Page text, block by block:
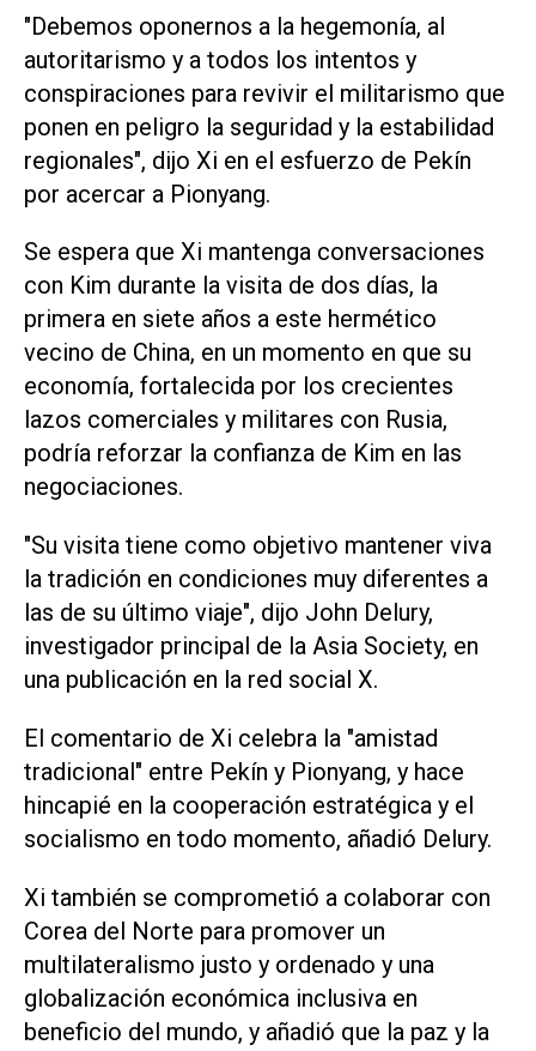
"Debemos oponernos ⁠a la hegemonía, al
autoritarismo y a todos los intentos y
conspiraciones ‌para revivir el militarismo que
ponen en peligro la seguridad ⁠y la estabilidad
regionales", dijo Xi en ⁠el esfuerzo de Pekín
por acercar a Pionyang.
Se espera que Xi mantenga conversaciones
con Kim durante la visita de dos días, la
primera en siete años a ⁠este hermético
vecino de China, en un momento en que su ​
economía, fortalecida por los crecientes
lazos comerciales y militares ‌con Rusia,
podría reforzar la confianza ‌de Kim en las
negociaciones.
"Su visita tiene como objetivo mantener viva
la ⁠tradición en condiciones muy diferentes a
las de su último viaje", dijo John Delury,
investigador principal de la Asia Society, en
una publicación en la red social X.
El comentario de Xi celebra la "amistad
tradicional" entre Pekín y Pionyang, y ​hace
hincapié ‌en la cooperación estratégica y el
socialismo en todo momento, añadió Delury.
Xi también se comprometió a colaborar con
Corea del Norte para promover un
multilateralismo justo y ordenado y una
globalización económica inclusiva en
beneficio del mundo, y añadió que la paz y la